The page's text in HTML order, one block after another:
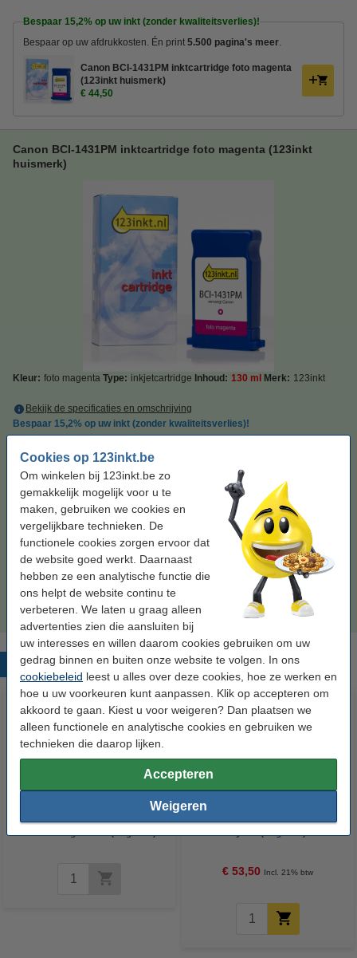
Cookies op 123inkt.be
Om winkelen bij 123inkt.be zo
gemakkelijk mogelijk voor u te
maken, gebruiken we cookies en
vergelijkbare technieken. De
functionele cookies zorgen ervoor dat
de website goed werkt. Daarnaast
hebben ze een analytische functie die
ons helpt de website continu te
verbeteren. We laten u graag alleen
advertenties zien die aansluiten bij
uw interesses en willen daarom cookies gebruiken om uw
gedrag binnen en buiten onze website te volgen. In ons
cookiebeleid leest u alles over deze cookies, hoe ze werken en
hoe u uw voorkeuren kunt aanpassen. Klik op accepteren om
akkoord te gaan. Kiest u voor weigeren? Dan plaatsen we
alleen functionele en analytische cookies en gebruiken we
technieken die daarop lijken.
Accepteren
Weigeren
Bespaar 15,2% op uw inkt (zonder kwaliteitsverlies)!
Bespaar op uw afdrukkosten. Én print 5.500 pagina's meer.
Canon BCI-1431PM inktcartridge foto magenta
(123inkt huismerk)
€ 44,50
Canon BCI-1431PM inktcartridge foto magenta (123inkt
huismerk)
Kleur: foto magenta Type: inkjetcartridge Inhoud: 130 ml Merk: 123inkt
Bekijk de specificaties en omschrijving
Bespaar 15,2% op uw inkt (zonder kwaliteitsverlies)!
€ 44,50 Bestellen
Tip: complete set bestellen
Canon BCI-1431 multipack BK/C/M/Y/PC/PM
(123inkt huismerk)
€ 264,50
Populaire producten
inktcartridge zwart (origineel)
cyaan (origineel)
€ 53,50 Incl. 21% btw